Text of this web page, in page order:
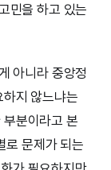
민을 하고 있는
아니라 중앙정
지 않느냐는
분이라고 본
로 문제가 되는